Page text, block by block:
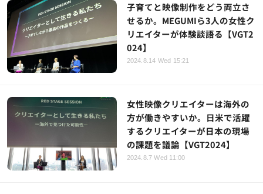
子育てと映像制作をどう両立さ
せるか。MEGUMIら3人の女性ク
リエイターが体験談語る【VGT2
024】
2024.8.14 Wed 15:21
女性映像クリエイターは海外の
方が働きやすいか。日米で活躍
するクリエイターが日本の現場
の課題を議論【VGT2024】
2024.8.7 Wed 11:00